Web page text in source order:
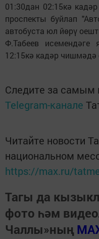
01:30дан 02:15кә
проспекты буйлап
автобуста юл йөрү
Ф.Табеев
12:15кә кадәр чишмәдә
Следите за
Telegram-канале
Читайте новости
национальном
https://max.ru/
Тагы да
фото һәм
Чаллы»ның